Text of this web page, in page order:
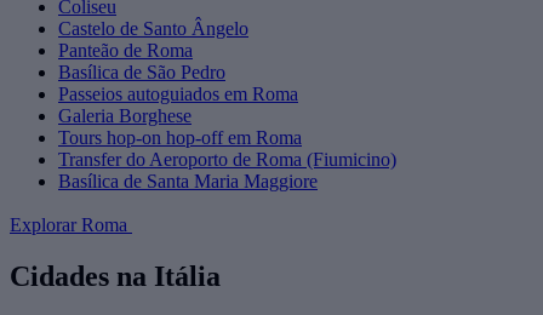
Coliseu
Castelo de Santo Ângelo
Panteão de Roma
Basílica de São Pedro
Passeios autoguiados em Roma
Galeria Borghese
Tours hop-on hop-off em Roma
Transfer do Aeroporto de Roma (Fiumicino)
Basílica de Santa Maria Maggiore
Explorar Roma
Cidades na Itália